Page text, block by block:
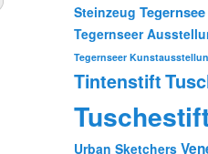
Steinzeug Tegernsee
Tegernseer
Tegernseer
Tintenstift
Urban Sketchers